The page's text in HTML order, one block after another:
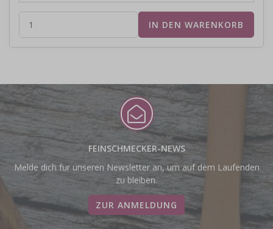
FEINSCHMECKER-NEWS
Melde dich für unseren Newsletter an, um auf dem Laufenden
zu bleiben.
ZUR ANMELDUNG